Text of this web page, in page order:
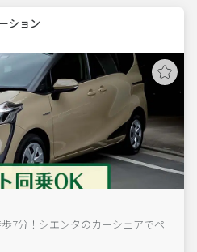
ション
7分！シエンタのカーシェアでペ